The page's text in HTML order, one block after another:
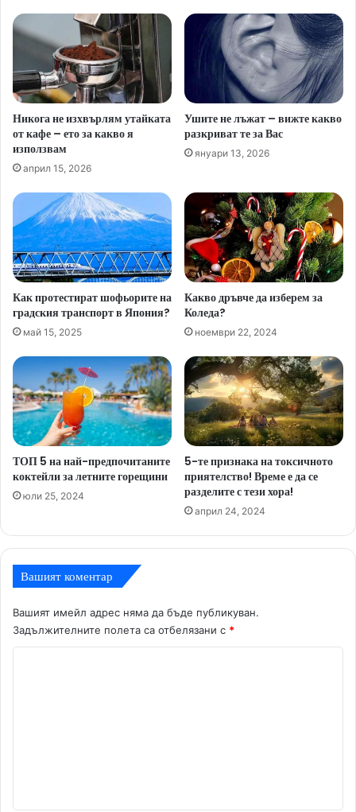
Никога не изхвърлям утайката
от кафе – ето за какво я
използвам
април 15, 2026
Ушите не лъжат – вижте какво
разкриват те за Вас
януари 13, 2026
Как протестират шофьорите на
градския транспорт в Япония?
май 15, 2025
Какво дръвче да изберем за
Коледа?
ноември 22, 2024
ТОП 5 на най-предпочитаните
коктейли за летните горещини
юли 25, 2024
5-те признака на токсичното
приятелство! Време е да се
разделите с тези хора!
април 24, 2024
Вашият коментар
Вашият имейл адрес няма да бъде публикуван.
Задължителните полета са отбелязани с *